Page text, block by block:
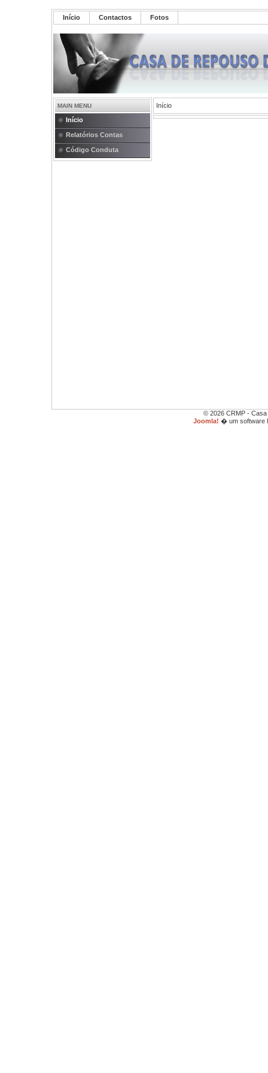
Início Contactos Fotos
MAIN MENU
Início
Relatórios Contas
Código Conduta
Início
© 2026 CRMP -
Joomla! � um software